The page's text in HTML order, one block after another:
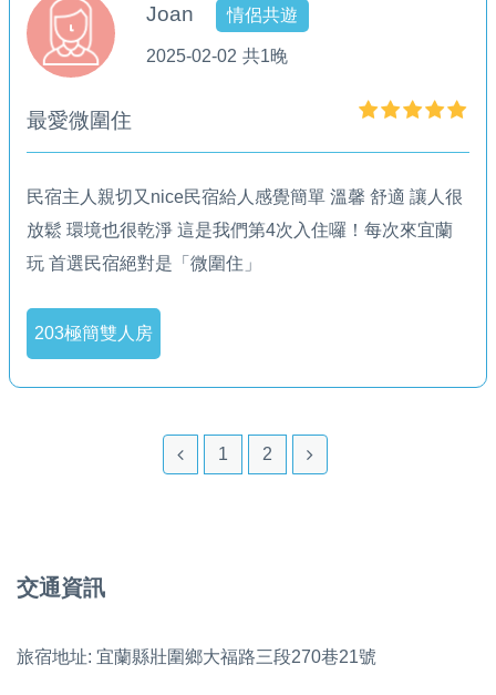
Joan 情侶共遊
2025-02-02 共1晚
最愛微圍住️
民宿主人親切又nice️民宿給人感覺簡單 溫馨 舒適 讓人很
放鬆 環境也很乾淨 這是我們第4次入住囉！每次來宜蘭
玩 首選民宿絕對是「微圍住」
203極簡雙人房
1 2
交通資訊
旅宿地址: 宜蘭縣壯圍鄉大福路三段270巷21號